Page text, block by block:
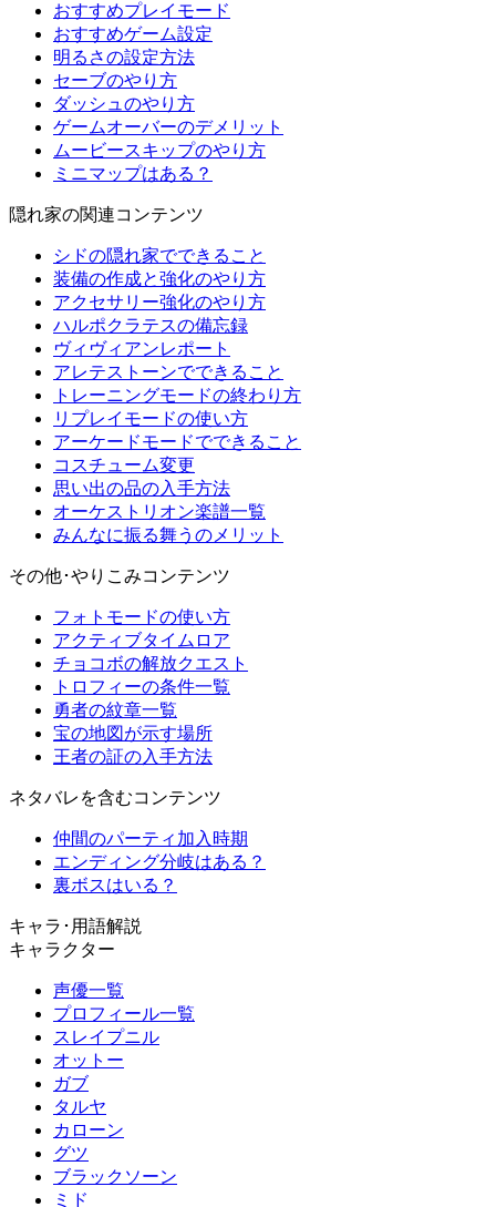
おすすめプレイモード
おすすめゲーム設定
明るさの設定方法
セーブのやり方
ダッシュのやり方
ゲームオーバーのデメリット
ムービースキップのやり方
ミニマップはある？
隠れ家の関連コンテンツ
シドの隠れ家でできること
装備の作成と強化のやり方
アクセサリー強化のやり方
ハルポクラテスの備忘録
ヴィヴィアンレポート
アレテストーンでできること
トレーニングモードの終わり方
リプレイモードの使い方
アーケードモードでできること
コスチューム変更
思い出の品の入手方法
オーケストリオン楽譜一覧
みんなに振る舞うのメリット
その他･やりこみコンテンツ
フォトモードの使い方
アクティブタイムロア
チョコボの解放クエスト
トロフィーの条件一覧
勇者の紋章一覧
宝の地図が示す場所
王者の証の入手方法
ネタバレを含むコンテンツ
仲間のパーティ加入時期
エンディング分岐はある？
裏ボスはいる？
キャラ･用語解説
キャラクター
声優一覧
プロフィール一覧
スレイプニル
オットー
ガブ
タルヤ
カローン
グツ
ブラックソーン
ミド